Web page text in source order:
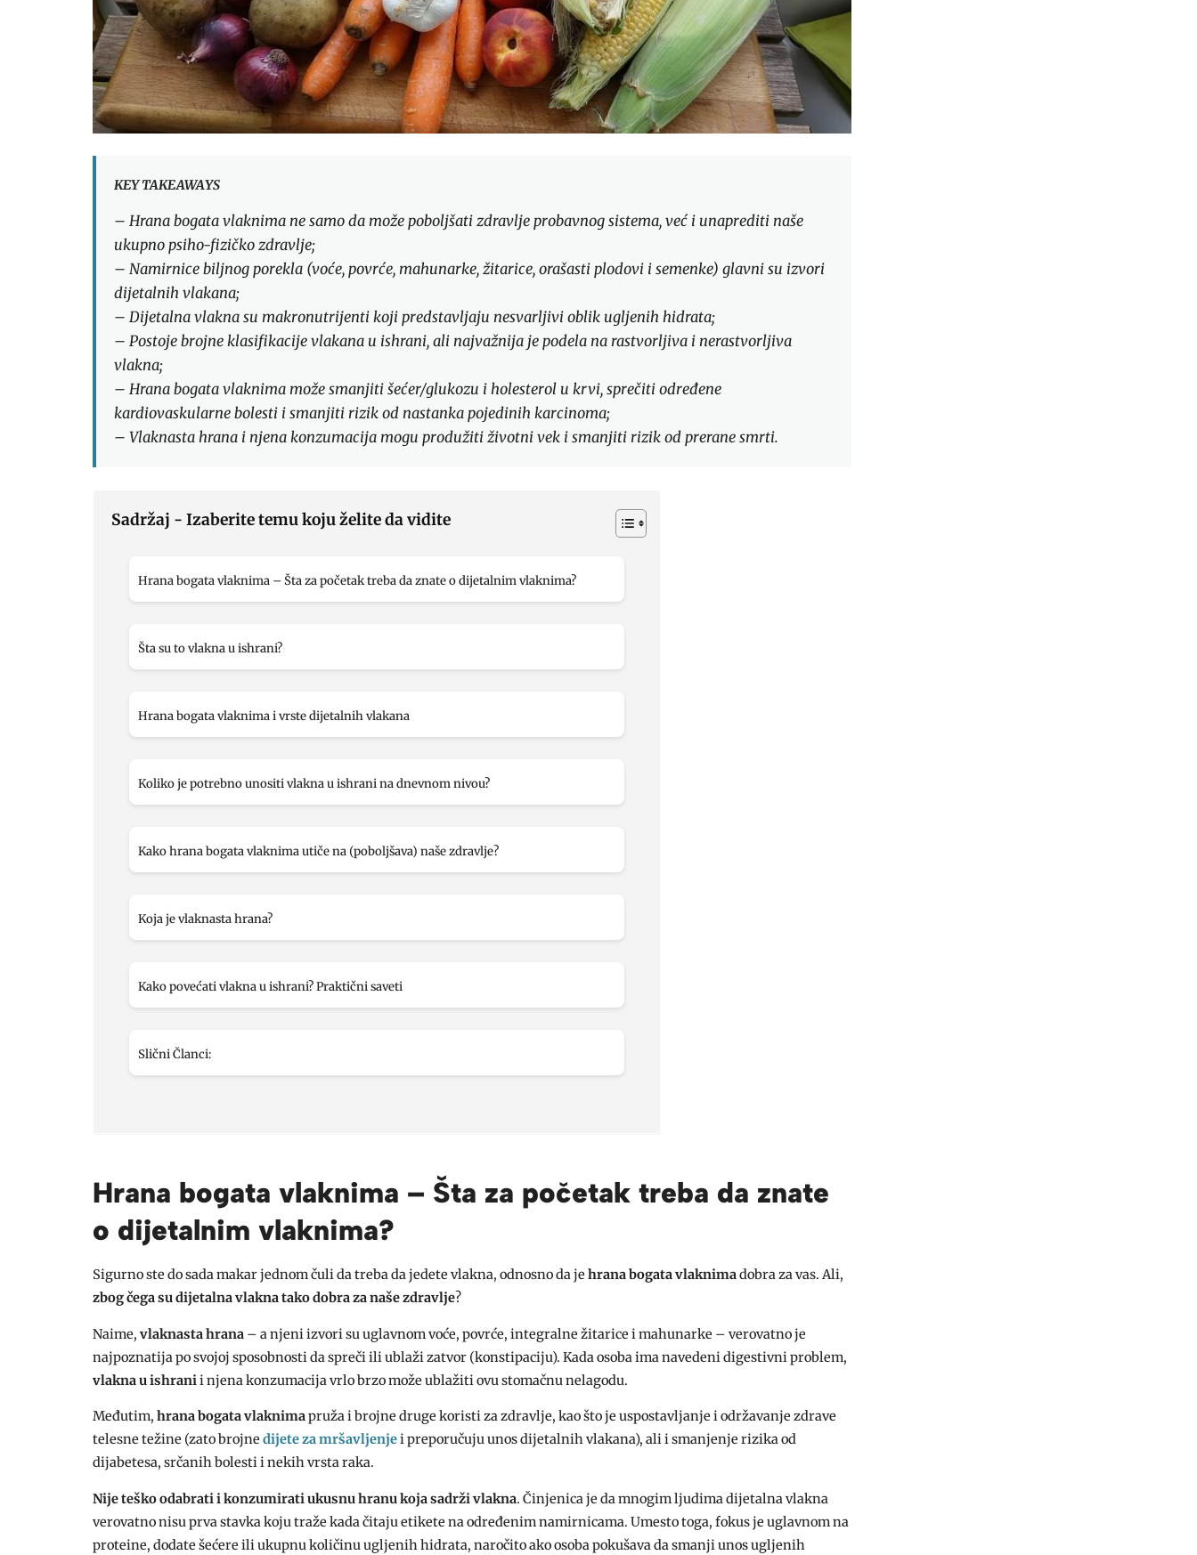
KEY TAKEAWAYS
– Hrana bogata vlaknima ne samo da može poboljšati zdravlje probavnog sistema, već i unaprediti naše
ukupno psiho-fizičko zdravlje;
– Namirnice biljnog porekla (voće, povrće, mahunarke, žitarice, orašasti plodovi i semenke) glavni su izvori
dijetalnih vlakana;
– Dijetalna vlakna su makronutrijenti koji predstavljaju nesvarljivi oblik ugljenih hidrata;
– Postoje brojne klasifikacije vlakana u ishrani, ali najvažnija je podela na rastvorljiva i nerastvorljiva
vlakna;
– Hrana bogata vlaknima može smanjiti šećer/glukozu i holesterol u krvi, sprečiti određene
kardiovaskularne bolesti i smanjiti rizik od nastanka pojedinih karcinoma;
– Vlaknasta hrana i njena konzumacija mogu produžiti životni vek i smanjiti rizik od prerane smrti.
Sadržaj - Izaberite temu koju želite da vidite
Hrana bogata vlaknima – Šta za početak treba da znate o dijetalnim vlaknima?
Šta su to vlakna u ishrani?
Hrana bogata vlaknima i vrste dijetalnih vlakana
Koliko je potrebno unositi vlakna u ishrani na dnevnom nivou?
Kako hrana bogata vlaknima utiče na (poboljšava) naše zdravlje?
Koja je vlaknasta hrana?
Kako povećati vlakna u ishrani? Praktični saveti
Slični Članci:
Hrana bogata vlaknima – Šta za početak treba da znate
o dijetalnim vlaknima?
Sigurno ste do sada makar jednom čuli da treba da jedete vlakna, odnosno da jehrana bogata vlaknimadobra za vas. Ali,
zbog čega su dijetalna vlakna tako dobra za naše zdravlje?
Naime,vlaknasta hrana – a njeni izvori su uglavnom voće, povrće, integralne žitarice i mahunarke – verovatno je
najpoznatija po svojoj sposobnosti da spreči ili ublaži zatvor (konstipaciju). Kada osoba ima navedeni digestivni problem,
vlakna u ishranii njena konzumacija vrlo brzo može ublažiti ovu stomačnu nelagodu.
Međutim,hrana bogata vlaknimapruža i brojne druge koristi za zdravlje, kao što je uspostavljanje i održavanje zdrave
telesne težine (zato brojnedijete za mršavljenjei preporučuju unos dijetalnih vlakana), ali i smanjenje rizika od
dijabetesa, srčanih bolesti i nekih vrsta raka.
Nije teško odabrati i konzumirati ukusnu hranu koja sadrži vlakna. Činjenica je da mnogim ljudima dijetalna vlakna
verovatno nisu prva stavka koju traže kada čitaju etikete na određenim namirnicama. Umesto toga, fokus je uglavnom na
proteine, dodate šećere ili ukupnu količinu ugljenih hidrata, naročito ako osoba pokušava da smanji unos ugljenih